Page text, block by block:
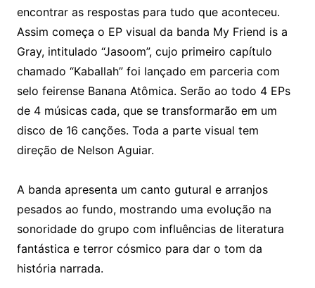
encontrar as respostas para tudo que aconteceu.
Assim começa o EP visual da banda My Friend is a
Gray, intitulado “Jasoom”, cujo primeiro capítulo
chamado “Kaballah” foi lançado em parceria com
selo feirense Banana Atômica. Serão ao todo 4 EPs
de 4 músicas cada, que se transformarão em um
disco de 16 canções. Toda a parte visual tem
direção de Nelson Aguiar.
A banda apresenta um canto gutural e arranjos
pesados ao fundo, mostrando uma evolução na
sonoridade do grupo com influências de literatura
fantástica e terror cósmico para dar o tom da
história narrada.